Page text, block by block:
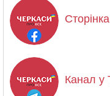
Канал у